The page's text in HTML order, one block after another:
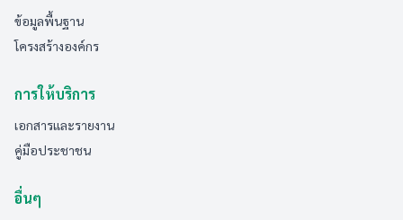
ข้อมูลพื้นฐาน
โครงสร้างองค์กร
การให้บริการ
เอกสารและรายงาน
คู่มือประชาชน
อื่นๆ